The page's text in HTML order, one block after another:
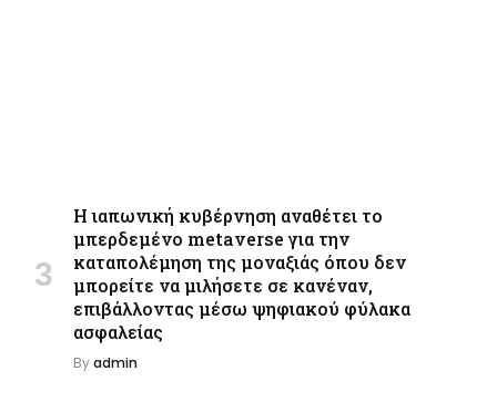
Η ιαπωνική κυβέρνηση αναθέτει το
μπερδεμένο metaverse για την
καταπολέμηση της μοναξιάς όπου δεν
μπορείτε να μιλήσετε σε κανέναν,
επιβάλλοντας μέσω ψηφιακού φύλακα
ασφαλείας
Byadmin